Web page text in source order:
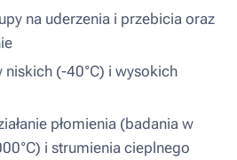
na uderzenia i przebicia oraz
niskich (-40°C) i wysokich
płomienia (badania w
i strumienia cieplnego